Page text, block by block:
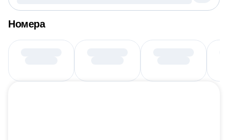
Номера